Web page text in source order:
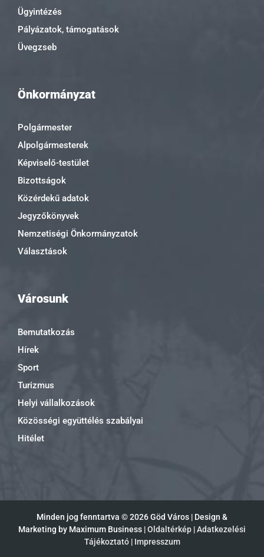
Ügyintézés
Pályázatok, támogatások
Üvegzseb
Önkormányzat
Polgármester
Alpolgármesterek
Képviselő-testület
Bizottságok
Közérdekű adatok
Jegyzőkönyvek
Nemzetiségi Önkormányzatok
Választások
Városunk
Bemutatkozás
Hírek
Sport
Turizmus
Helyi vállalkozások
Közösségi együttélés szabályai
Hitélet
Minden jog fenntartva ©2026 Göd Város | Design &
Marketing by Maximum Business |Oldaltérkép |Adatkezelési
Tájékoztató| Impresszum